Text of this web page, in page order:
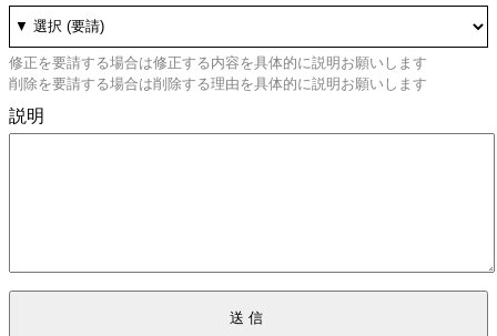
修正を要請する場合は修正する内容を具体的に説明お願いします
削除を要請する場合は削除する理由を具体的に説明お願いします
説明
送信